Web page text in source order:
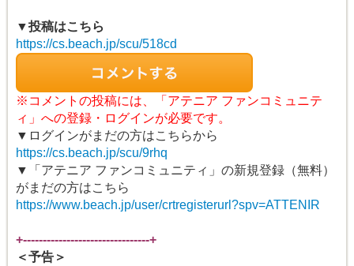
▼投稿はこちら
https://cs.beach.jp/scu/518cd
※コメントの投稿には、「アテニア ファンコミュニテ
ィ」への登録・ログインが必要です。
▼ログインがまだの方はこちらから
https://cs.beach.jp/scu/9rhq
▼「アテニア ファンコミュニティ」の新規登録（無料）
がまだの方はこちら
https://www.beach.jp/user/crtregisterurl?spv=ATTENIR
+--------------------------------+
＜予告＞